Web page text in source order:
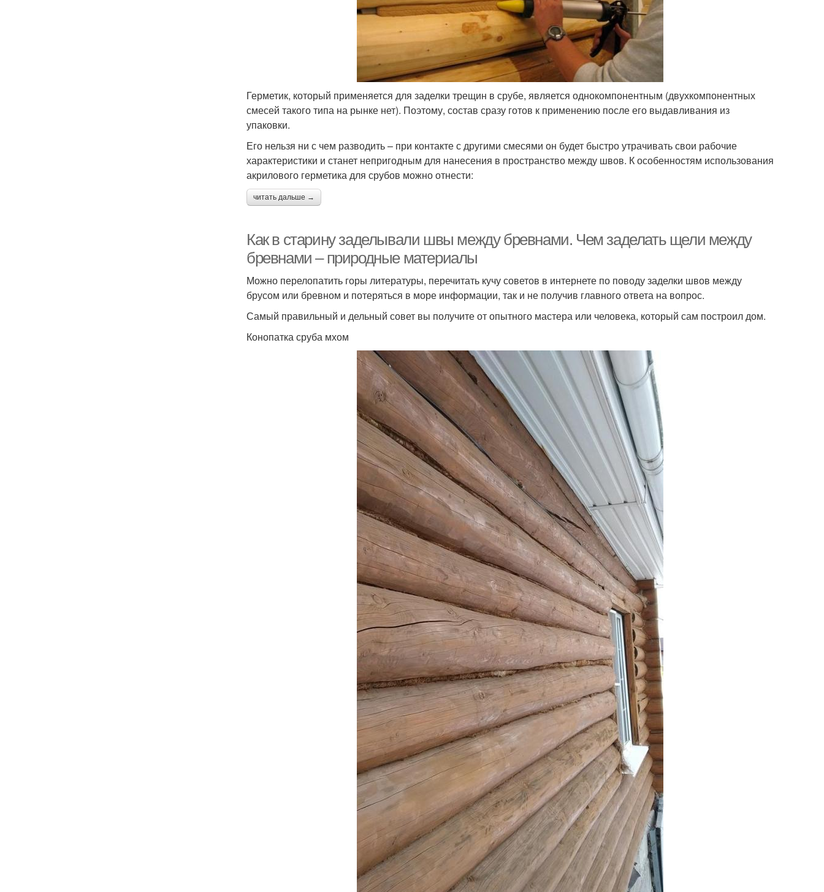
Герметик, который применяется для заделки трещин в срубе, является однокомпонентным (двухкомпонентных
смесей такого типа на рынке нет). Поэтому, состав сразу готов к применению после его выдавливания из
упаковки.
Его нельзя ни с чем разводить – при контакте с другими смесями он будет быстро утрачивать свои рабочие
характеристики и станет непригодным для нанесения в пространство между швов. К особенностям использования
акрилового герметика для срубов можно отнести:
читать дальше →
Как в старину заделывали швы между бревнами. Чем заделать щели между
бревнами – природные материалы
Можно перелопатить горы литературы, перечитать кучу советов в интернете по поводу заделки швов между
брусом или бревном и потеряться в море информации, так и не получив главного ответа на вопрос.
Самый правильный и дельный совет вы получите от опытного мастера или человека, который сам построил дом.
Конопатка сруба мхом